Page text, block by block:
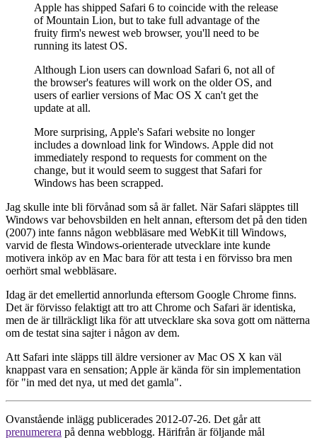
Apple has shipped Safari 6 to coincide with the release
of Mountain Lion, but to take full advantage of the
fruity firm's newest web browser, you'll need to be
running its latest OS.
Although Lion users can download Safari 6, not all of
the browser's features will work on the older OS, and
users of earlier versions of Mac OS X can't get the
update at all.
More surprising, Apple's Safari website no longer
includes a download link for Windows. Apple did not
immediately respond to requests for comment on the
change, but it would seem to suggest that Safari for
Windows has been scrapped.
Jag skulle inte bli förvånad som så är fallet. När Safari släpptes till
Windows var behovsbilden en helt annan, eftersom det på den tiden
(2007) inte fanns någon webbläsare med WebKit till Windows,
varvid de flesta Windows-orienterade utvecklare inte kunde
motivera inköp av en Mac bara för att testa i en förvisso bra men
oerhört smal webbläsare.
Idag är det emellertid annorlunda eftersom Google Chrome finns.
Det är förvisso felaktigt att tro att Chrome och Safari är identiska,
men de är tillräckligt lika för att utvecklare ska sova gott om nätterna
om de testat sina sajter i någon av dem.
Att Safari inte släpps till äldre versioner av Mac OS X kan väl
knappast vara en sensation; Apple är kända för sin implementation
för "in med det nya, ut med det gamla".
Ovanstående inlägg publicerades 2012-07-26. Det går att
prenumerera på denna webblogg. Härifrån är följande mål